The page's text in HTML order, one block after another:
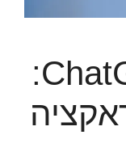
העתיד של ChatGPT: